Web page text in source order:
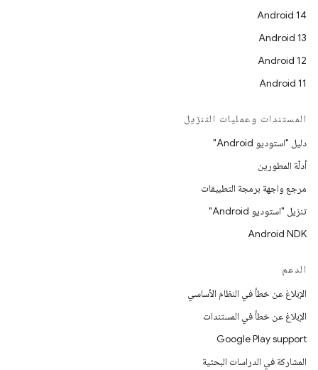
Android 14
Android 13
Android 12
Android 11
المستندات وعمليات التنزيل
دليل "استوديو Android"
أدلّة المطورين
مرجع واجهة برمجة التطبيقات
تنزيل "استوديو Android"
Android NDK
الدعم
الإبلاغ عن خطأ في النظام الأساسي
الإبلاغ عن خطأ في المستندات
Google Play support
المشاركة في الدراسات البحثية